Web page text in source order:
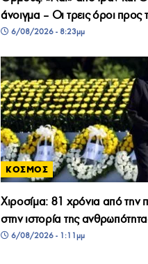
άνοιγμα – Οι τρεις όροι προς
6/08/2026 - 8:23μμ
ΚΟΣΜΟΣ
Χιροσίμα: 81 χρόνια από την
στην ιστορία της
6/08/2026 - 1:11μμ